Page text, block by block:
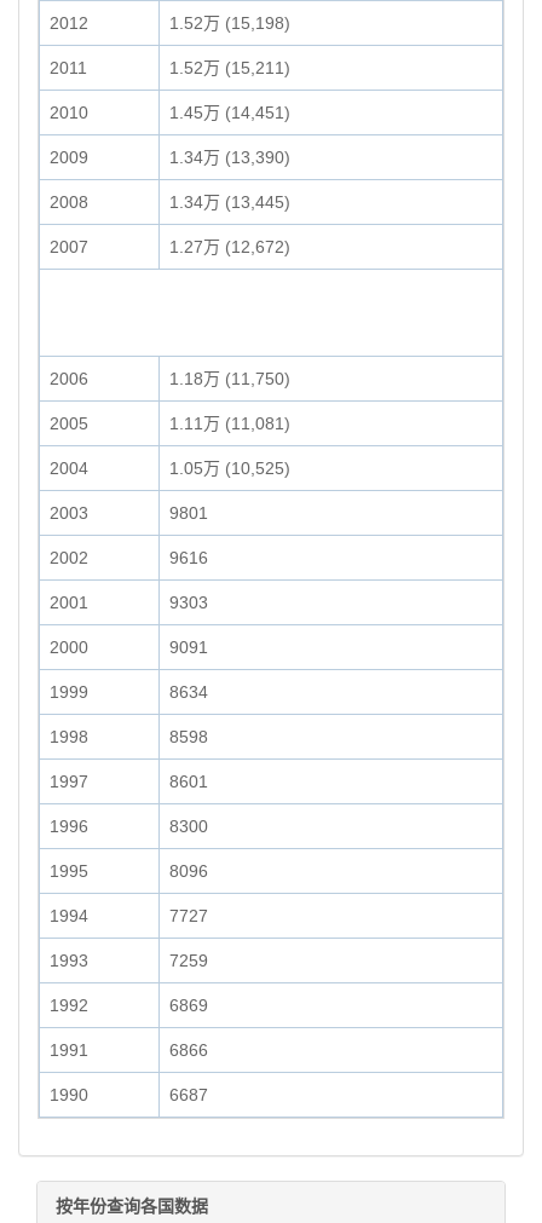
2012 1.52万 (15,198)
2011 1.52万 (15,211)
2010 1.45万 (14,451)
2009 1.34万 (13,390)
2008 1.34万 (13,445)
2007 1.27万 (12,672)
2006 1.18万 (11,750)
2005 1.11万 (11,081)
2004 1.05万 (10,525)
2003 9801
2002 9616
2001 9303
2000 9091
1999 8634
1998 8598
1997 8601
1996 8300
1995 8096
1994 7727
1993 7259
1992 6869
1991 6866
1990 6687
按年份查询各国数据